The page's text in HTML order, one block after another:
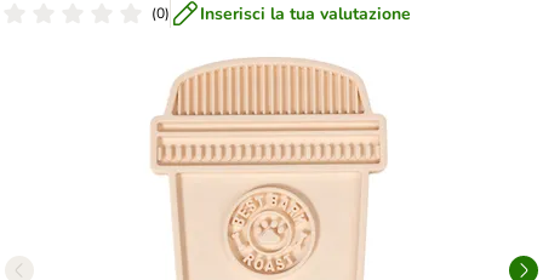
(0) Inserisci la tua valutazione